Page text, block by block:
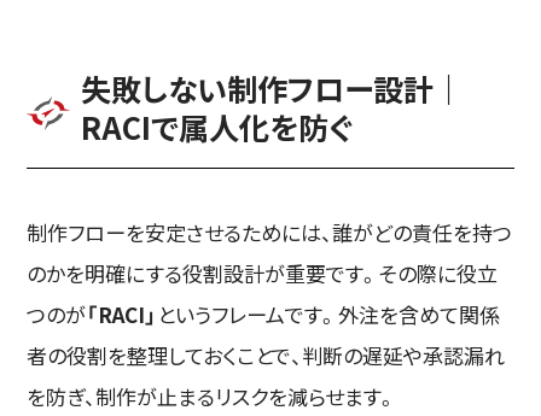
失敗しない制作フロー設計｜
RACIで属人化を防ぐ
制作フローを安定させるためには、誰がどの責任を持つ
のかを明確にする役割設計が重要です。その際に役立
つのが「RACI」 というフレームです。外注を含めて関係
者の役割を整理しておくことで、判断の遅延や承認漏れ
を防ぎ、制作が止まるリスクを減らせます。